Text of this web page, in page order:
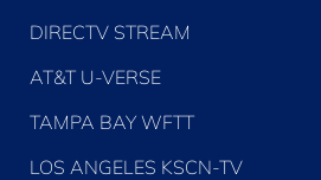
DIRECTV STREAM
AT&T U-VERSE
TAMPA BAY WFTT
LOS ANGELES KSCN-TV